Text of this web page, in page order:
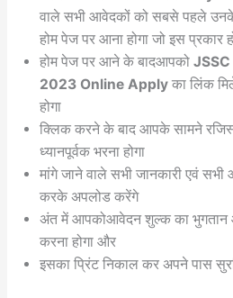
वाले सभी आवेदकों को सबसे पहले
होम पेज पर आना होगा जो इस प्रकार
होम पेज पर आने के बादआपको
2023 Online Apply का लिंक
होगा
क्लिक करने के बाद आपके सामने
ध्यानपूर्वक भरना होगा
मांगे जाने वाले सभी जानकारी एवं
करके अपलोड करेंगे
अंत में आपकोआवेदन शुल्क का भुगतान
करना होगा और
इसका प्रिंट निकाल कर अपने पास